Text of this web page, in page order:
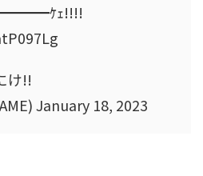
ｹｪ!!!!
け!!
January 18, 2023